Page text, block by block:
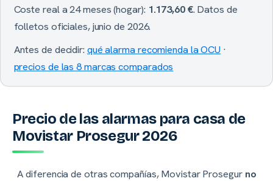
Coste real a 24 meses (hogar): 1.173,60 €. Datos de
folletos oficiales, junio de 2026.
Antes de decidir: qué alarma recomienda la OCU ·
precios de las 8 marcas comparados
Precio de las alarmas para casa de
Movistar Prosegur 2026
A diferencia de otras compañías, Movistar Prosegur no